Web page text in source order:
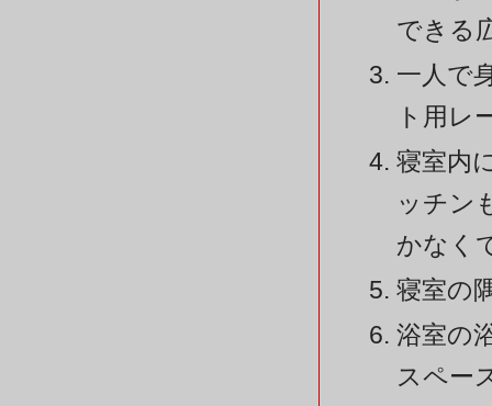
できる
一人で
ト用レ
寝室内
ッチン
かなく
寝室の
浴室の
スペー